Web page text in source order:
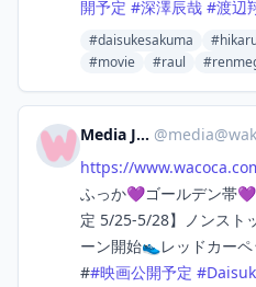
開予定 #深澤辰哉 #渡辺
#daisukesakuma
#movie
#raul
Media Japan @
https://www.
ふっか💜ゴールデン帯
定 5/25-5/28】ノンスト
ーン開始👟レッドカー
##映画公開予定 #